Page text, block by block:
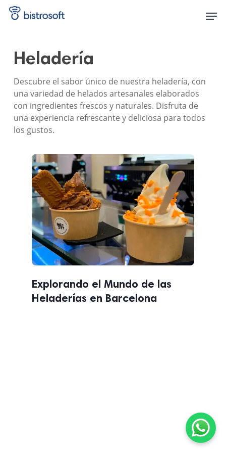
Skip
Heladería
Descubre el sabor único de nuestra heladería, con
una variedad de helados artesanales elaborados
con ingredientes frescos y naturales. Disfruta de
una experiencia refrescante y deliciosa para todos
los gustos.
Explorando el Mundo de las
Heladerías en Barcelona